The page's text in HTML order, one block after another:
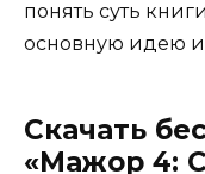
понять суть
основную идею
Скачать
«Мажор 4: